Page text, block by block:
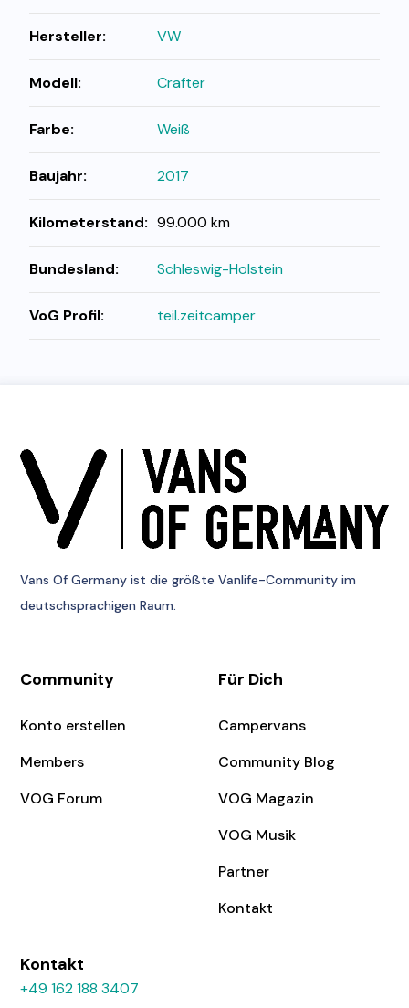
Hersteller: VW
Modell: Crafter
Farbe: Weiß
Baujahr: 2017
Kilometerstand: 99.000 km
Bundesland: Schleswig-Holstein
VoG Profil: teil.zeitcamper
Vans Of Germany ist die größte Vanlife-Community im
deutschsprachigen Raum.
Community
Konto erstellen
Members
VOG Forum
Für Dich
Campervans
Community Blog
VOG Magazin
VOG Musik
Partner
Kontakt
Kontakt
+49 162 188 3407